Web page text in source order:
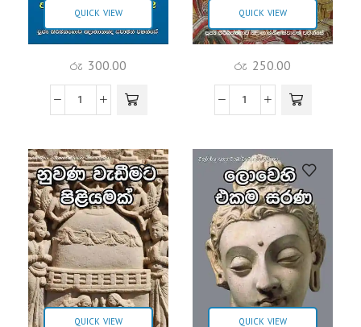
QUICK VIEW
රු 300.00
QUICK VIEW
රු 250.00
QUICK VIEW QUICK VIEW